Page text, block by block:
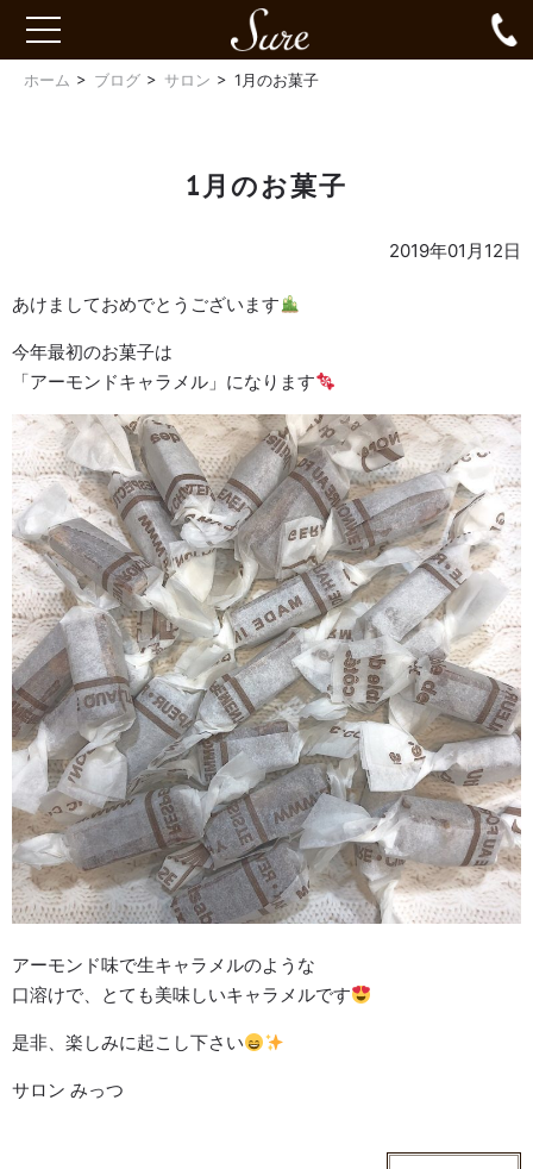
toggle
ホーム ブログ サロン 1月のお菓子
1月のお菓子
2019年01月12日
あけましておめでとうございます
今年最初のお菓子は
「アーモンドキャラメル」になります
アーモンド味で生キャラメルのような
口溶けで、とても美味しいキャラメルです
是非、楽しみに起こし下さい
サロン みっつ